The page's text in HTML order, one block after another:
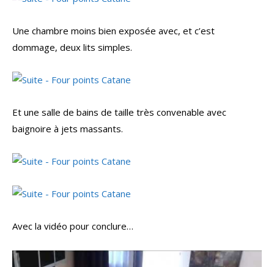
Une chambre moins bien exposée avec, et c’est
dommage, deux lits simples.
Et une salle de bains de taille très convenable avec
baignoire à jets massants.
Avec la vidéo pour conclure…